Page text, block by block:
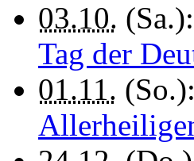
03.10. (Sa.):
Tag der
01.11. (So.):